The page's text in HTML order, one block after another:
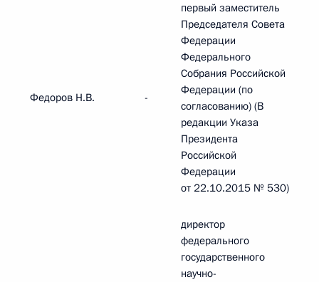
Федоров Н.В. -
первый заместитель
Председателя Совета
Федерации
Федерального
Собрания Российской
Федерации (по
согласованию) (В
редакции Указа
Президента
Российской
Федерации
от 22.10.2015 № 530)
директор
федерального
государственного
научно-